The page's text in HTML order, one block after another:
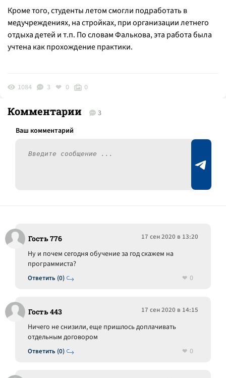
Кроме того, студенты летом смогли подработать в
медучреждениях, на стройках, при организации летнего
отдыха детей и т.п. По словам Фалькова, эта работа была
учтена как прохождение практики.
1084 3 0 0
Комментарии 3
Гость 776 17 сен 2020 в 13:20
Ответить (0)
Ну и почем сегодня обучение за год скажем на
программиста?
0
Гость 443 17 сен 2020 в 14:15
Ответить (0)
Ничего не снизили, еще пришлось доплачивать
отдельным договором
0